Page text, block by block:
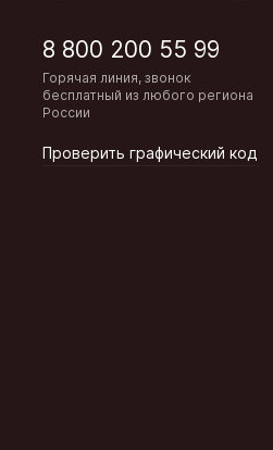
8 800 200 55 99
Горячая линия, звонок
бесплатный из любого региона
России
Проверить графический код